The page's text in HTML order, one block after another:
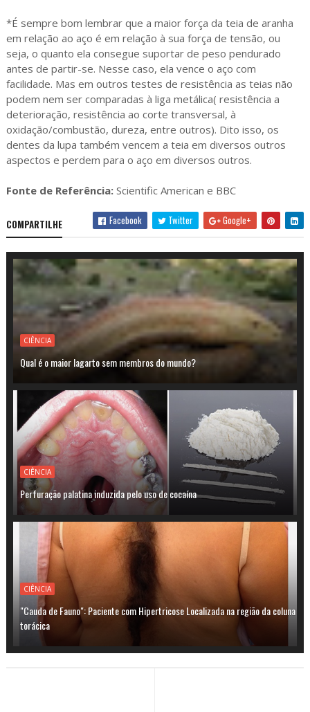
*É sempre bom lembrar que a maior força da teia de aranha
em relação ao aço é em relação à sua força de tensão, ou
seja, o quanto ela consegue suportar de peso pendurado
antes de partir-se. Nesse caso, ela vence o aço com
facilidade. Mas em outros testes de resistência as teias não
podem nem ser comparadas à liga metálica( resistência a
deterioração, resistência ao corte transversal, à
oxidação/combustão, dureza, entre outros). Dito isso, os
dentes da lupa também vencem a teia em diversos outros
aspectos e perdem para o aço em diversos outros.
Fonte de Referência: Scientific American e BBC
COMPARTILHE Facebook Twitter Google+
CIÊNCIA
Qual é o maior lagarto sem membros do mundo?
CIÊNCIA
Perfuração palatina induzida pelo uso de cocaína
CIÊNCIA
"Cauda de Fauno": Paciente com Hipertricose Localizada na região da coluna
torácica